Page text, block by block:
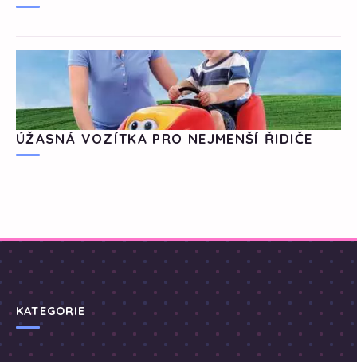
ÚŽASNÁ VOZÍTKA PRO NEJMENŠÍ ŘIDIČE
KATEGORIE